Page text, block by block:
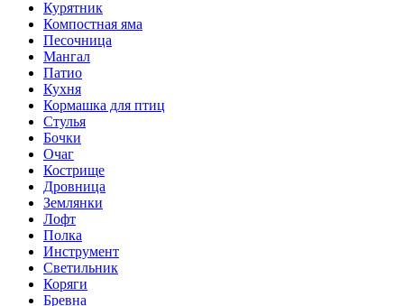
Курятник
Компостная яма
Песочница
Мангал
Патио
Кухня
Кормашка для птиц
Стулья
Бочки
Очаг
Кострище
Дровница
Землянки
Лофт
Полка
Инструмент
Светильник
Коряги
Бревна